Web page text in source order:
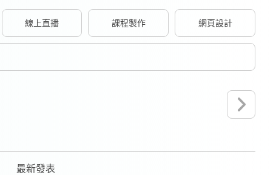
線上直播 課程製作 網頁設計
最新發表